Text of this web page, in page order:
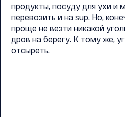
продукты, посуду для ухи и
перевозить и на sup. Но,
проще не везти никакой
дров на берегу. К тому же,
отсыреть.